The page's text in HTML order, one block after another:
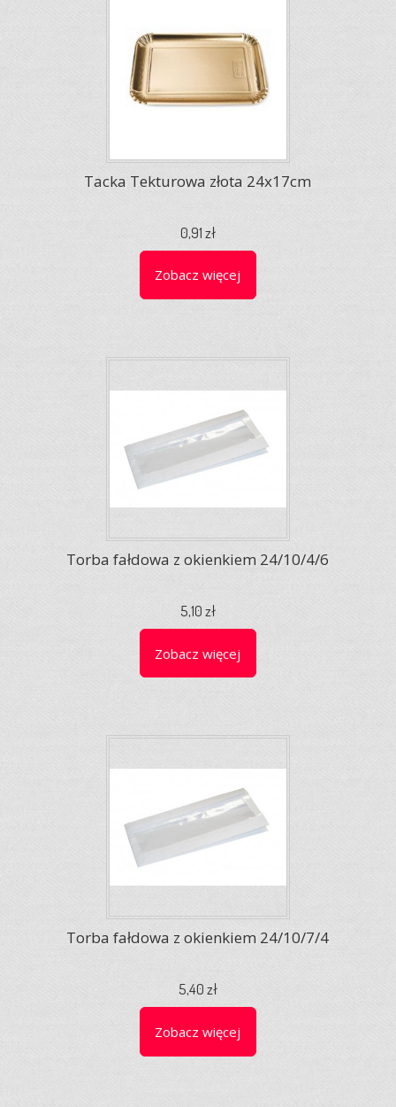
Tacka Tekturowa złota 24x17cm
0,91 zł
Zobacz więcej
Torba fałdowa z okienkiem 24/10/4/6
5,10 zł
Zobacz więcej
Torba fałdowa z okienkiem 24/10/7/4
5,40 zł
Zobacz więcej